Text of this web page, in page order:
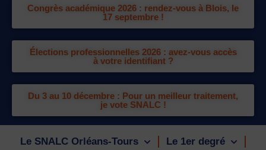
Congrès académique 2026 : rendez-vous à Blois, le
17 septembre !
Élections professionnelles 2026 : avez-vous accès
à votre identifiant ?
Du 3 au 10 décembre : Pour un meilleur traitement,
je vote SNALC !
Le SNALC Orléans-Tours Le 1er degré